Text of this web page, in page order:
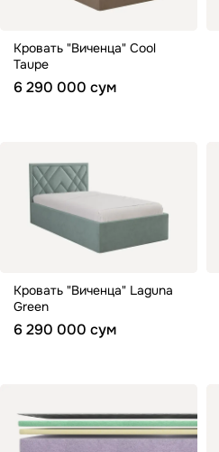
Кровать "Виченца" Cool
Taupe
6 290 000 сум
Кровать "Виченца" Laguna
Green
6 290 000 сум